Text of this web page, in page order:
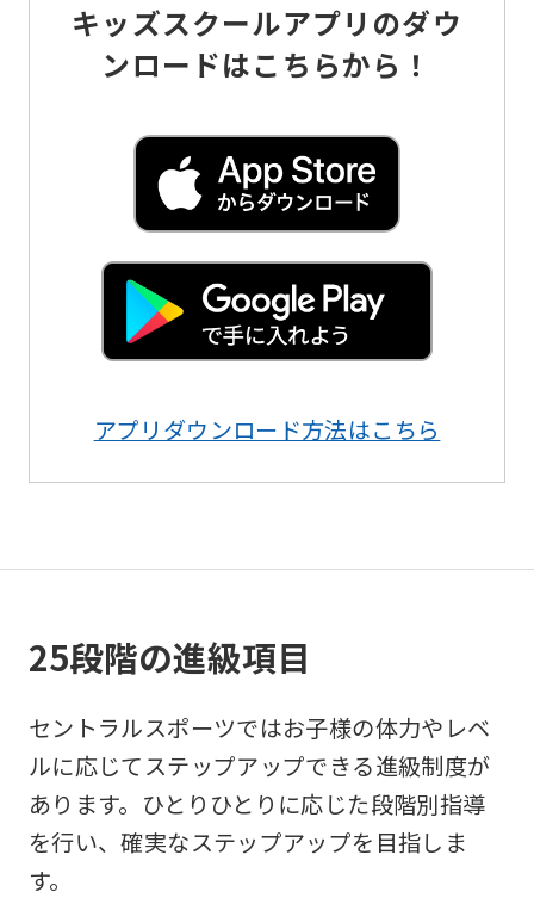
キッズスクールアプリのダウ
ンロードはこちらから！
アプリダウンロード方法はこちら
25段階の進級項目
セントラルスポーツではお子様の体力やレベ
ルに応じてステップアップできる進級制度が
あります。ひとりひとりに応じた段階別指導
を行い、確実なステップアップを目指しま
す。
For
foreigners
Sports
official
into
Click
the
link
below